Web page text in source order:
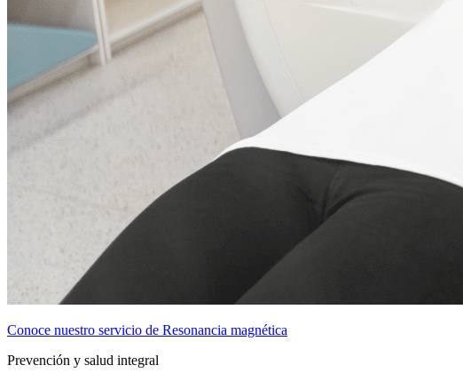
Conoce nuestro servicio de Resonancia magnética
Prevención y salud integral